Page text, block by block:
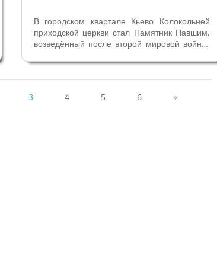
В городском квартале Кьево Колокольней
приходской церкви стал Памятник Павшим,
возведённый после второй мировой войны.
веке и была снесена в 1957 году, после того
как с неё сняли колокола. Колокольней
3 4 5 6 »